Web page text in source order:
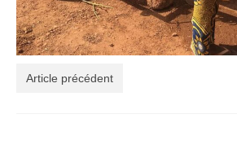
GALERIE PHOTO
CONTACT
Article précédent